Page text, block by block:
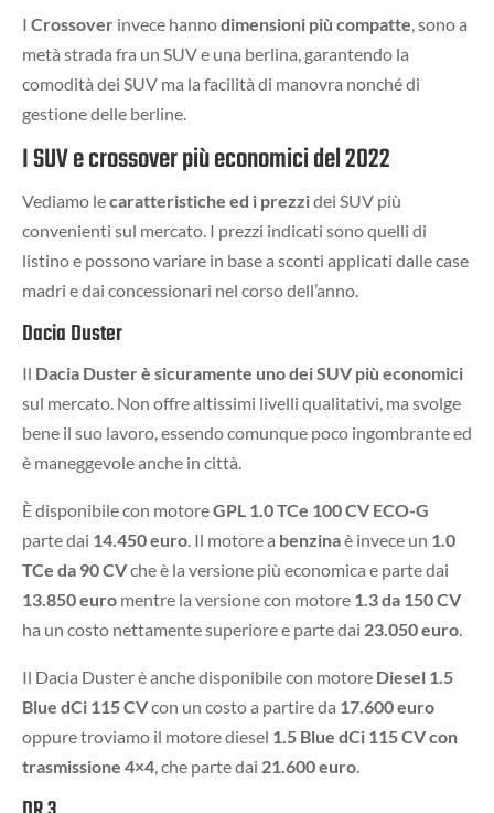
I Crossover invece hannodimensioni più compatte , sono a
metà strada fra un SUV e una berlina, garantendo la
comodità dei SUV ma la facilità di manovra nonché di
gestione delle berline.
I SUV e crossover più economici del 2022
Vediamo lecaratteristiche ed i prezzidei SUV più
convenienti sul mercato. I prezzi indicati sono quelli di
listino e possono variare in base a sconti applicati dalle case
madri e dai concessionari nel corso dell’anno.
Dacia Duster
Il Dacia Duster è sicuramente uno dei SUV più economici
sul mercato. Non offre altissimi livelli qualitativi, ma svolge
bene il suo lavoro, essendo comunque poco ingombrante ed
è maneggevole anche in città.
È disponibile con motoreGPL 1.0 TCe 100 CV ECO-G
parte dai 14.450 euro . Il motore a benzinaè invece un 1.0
TCe da 90 CVche è la versione più economica e parte dai
13.850 euro mentre la versione con motore 1.3 da 150 CV
ha un costo nettamente superiore e parte dai 23.050 euro
Il Dacia Duster è anche disponibile con motore Diesel 1.5
Blue dCi 115 CVcon un costo a partire da 17.600 euro
oppure troviamo il motore diesel 1.5 Blue dCi 115 CV con
trasmissione 4×4 , che parte dai 21.600 euro